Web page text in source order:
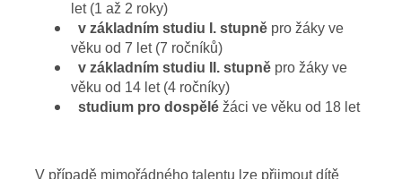
let (1 až 2 roky)
v základním studiu I. stupně pro žáky ve
věku od 7 let (7 ročníků)
v základním studiu II. stupně pro žáky ve
věku od 14 let (4 ročníky)
studium pro dospělé žáci ve věku od 18 let
V případě mimořádného talentu lze přijmout dítě